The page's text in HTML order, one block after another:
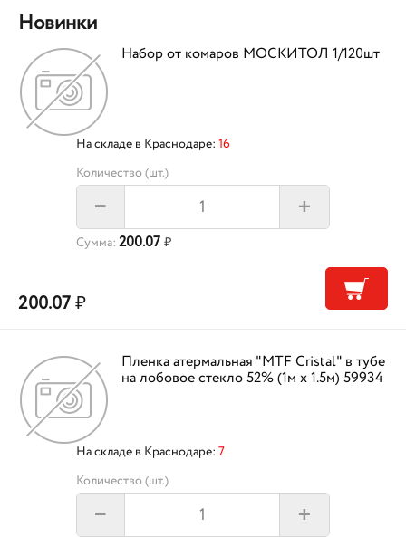
Новинки
Набор от комаров МОСКИТОЛ 1/120шт
На складе в Краснодаре: 16
Количество (шт.)
– +
Сумма: 200.07 ₽
200.07₽
Пленка атермальная "MTF Cristal" в тубе
на лобовое стекло 52% (1м х 1.5м) 59934
На складе в Краснодаре: 7
Количество (шт.)
– +